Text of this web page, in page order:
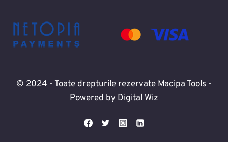
© 2024 - Toate drepturile rezervate Macipa Tools -
Powered byDigital Wiz